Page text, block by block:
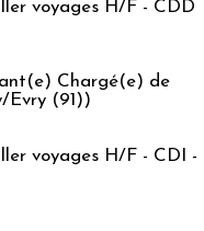
voyages H/F - CDD
Chargé(e) de
Evry (91))
voyages H/F - CDI -